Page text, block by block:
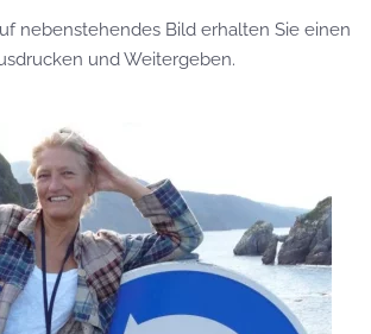
nebenstehendes Bild erhalten Sie einen
und Weitergeben.